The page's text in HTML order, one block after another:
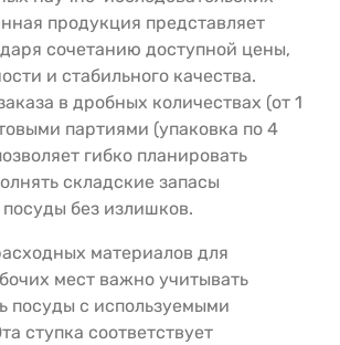
продукция представляет
сочетанию доступной цены,
и стабильного качества.
в дробных количествах (от 1
партиями (упаковка по 4
гибко планировать
складские запасы
без излишков.
материалов для
мест важно учитывать
посуды с используемыми
ступка соответствует